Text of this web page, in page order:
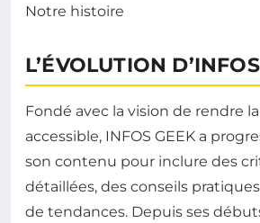
Notre histoire
L’ÉVOLUTION
Fondé avec la vision de rendre
accessible, INFOS GEEK a
son contenu pour inclure des
détaillées, des conseils
de tendances. Depuis ses